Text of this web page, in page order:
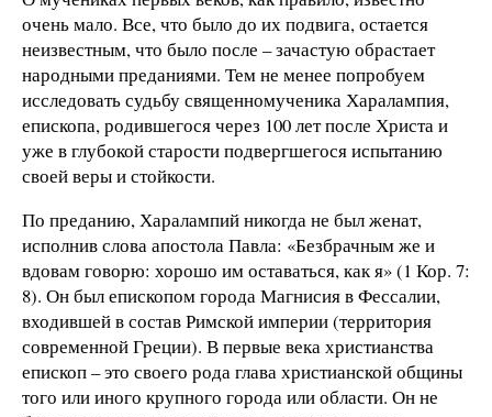
очень мало. Все, что было до их подвига, остается
неизвестным, что было после – зачастую обрастает
народными преданиями. Тем не менее попробуем
исследовать судьбу священномученика Харалампия,
епископа, родившегося через 100 лет после Христа и
уже в глубокой старости подвергшегося испытанию
своей веры и стойкости.
По преданию, Харалампий никогда не был женат,
исполнив слова апостола Павла: «Безбрачным же и
вдовам говорю: хорошо им оставаться, как я» (1 Кор. 7:
8). Он был епископом города Магнисия в Фессалии,
входившей в состав Римской империи (территория
современной Греции). В первые века христианства
епископ – это своего рода глава христианской общины
того или иного крупного города или области. Он не